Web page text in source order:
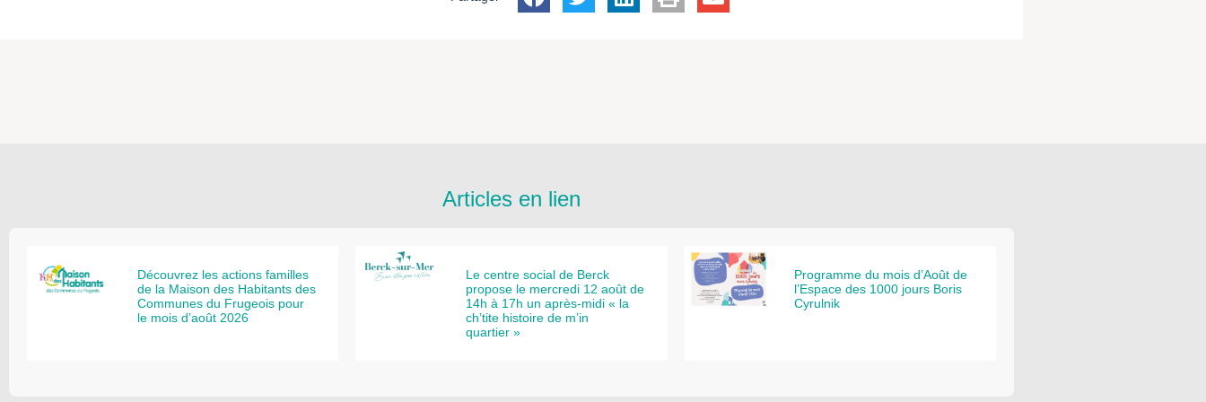
Articles en lien
Découvrez les actions familles
de la Maison des Habitants des
Communes du Frugeois pour
le mois d’août 2026
Le centre social de Berck
propose le mercredi 12 août de
14h à 17h un après-midi « la
ch’tite histoire de m’in
quartier »
Programme du mois d’Août de
l’Espace des 1000 jours Boris
Cyrulnik